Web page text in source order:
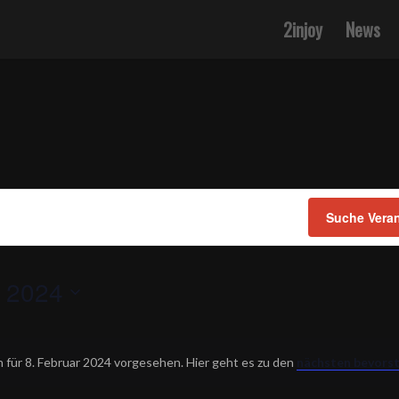
2injoy News
Notice
8. Februar 2024 vorgesehen. Hier geht es zu den
Suche